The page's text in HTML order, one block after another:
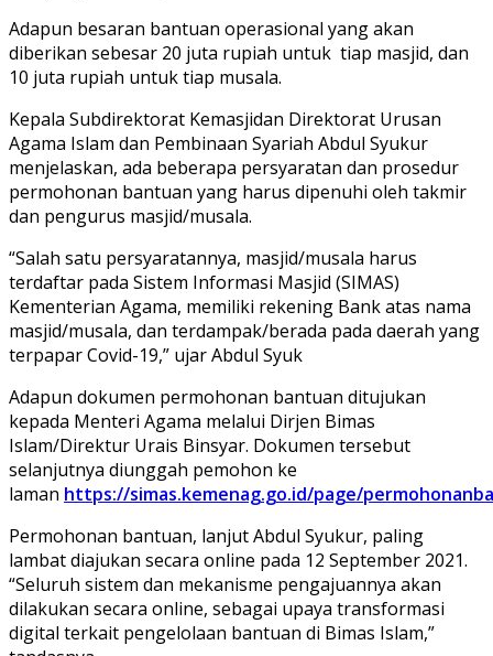
Adapun besaran bantuan operasional yang akan
diberikan sebesar 20 juta rupiah untuk tiap masjid, dan
10 juta rupiah untuk tiap musala.
Kepala Subdirektorat Kemasjidan Direktorat Urusan
Agama Islam dan Pembinaan Syariah Abdul Syukur
menjelaskan, ada beberapa persyaratan dan prosedur
permohonan bantuan yang harus dipenuhi oleh takmir
dan pengurus masjid/musala.
“Salah satu persyaratannya, masjid/musala harus
terdaftar pada Sistem Informasi Masjid (SIMAS)
Kementerian Agama, memiliki rekening Bank atas nama
masjid/musala, dan terdampak/berada pada daerah yang
terpapar Covid-19,” ujar Abdul Syuk
Adapun dokumen permohonan bantuan ditujukan
kepada Menteri Agama melalui Dirjen Bimas
Islam/Direktur Urais Binsyar. Dokumen tersebut
selanjutnya diunggah pemohon ke
laman https://simas.kemenag.go.id/page/
Permohonan bantuan, lanjut Abdul Syukur, paling
lambat diajukan secara online pada 12 September 2021.
“Seluruh sistem dan mekanisme pengajuannya akan
dilakukan secara online, sebagai upaya transformasi
digital terkait pengelolaan bantuan di Bimas Islam,”